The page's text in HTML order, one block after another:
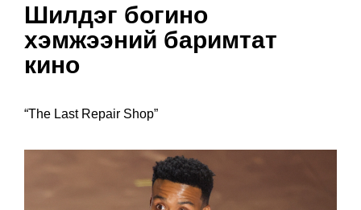
Шилдэг богино
хэмжээний баримтат
кино
“The Last Repair Shop”